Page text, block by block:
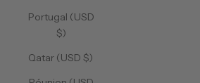
Portugal (USD
$)
Qatar (USD $)